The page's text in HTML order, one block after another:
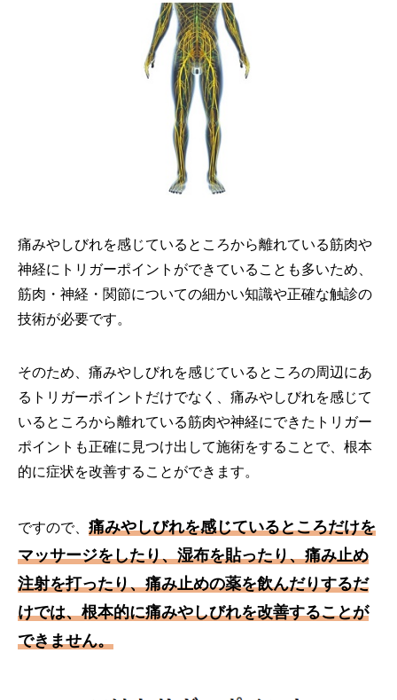
痛みやしびれを感じているところから離れている筋肉や
神経にトリガーポイントができていることも多いため、
筋肉・神経・関節についての細かい知識や正確な触診の
技術が必要です。
そのため、痛みやしびれを感じているところの周辺にあ
るトリガーポイントだけでなく、痛みやしびれを感じて
いるところから離れている筋肉や神経にできたトリガー
ポイントも正確に見つけ出して施術をすることで、根本
的に症状を改善することができます。
ですので、 痛みやしびれを感じているところだけを
マッサージをしたり、湿布を貼ったり、痛み止め
注射を打ったり、痛み止めの薬を飲んだりするだ
けでは、根本的に痛みやしびれを改善することが
できません。